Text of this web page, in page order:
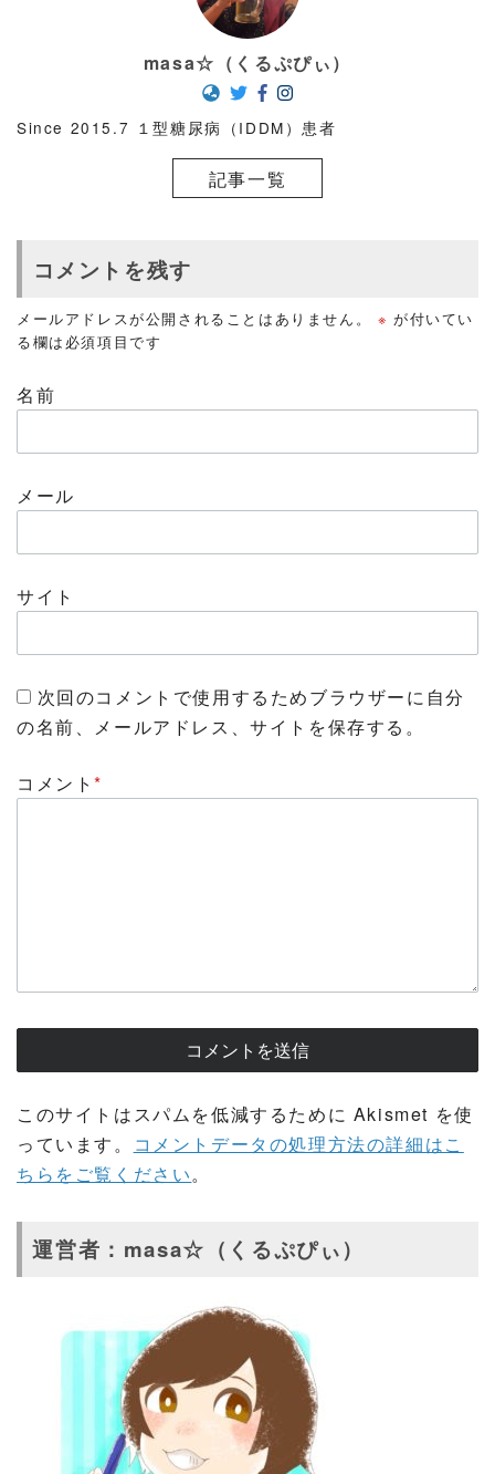
masa☆（くるぷぴぃ）
Since 2015.7 １型糖尿病（IDDM）患者
記事一覧
コメントを残す
メールアドレスが公開されることはありません。 ※ が付いてい
る欄は必須項目です
名前
メール
サイト
次回のコメントで使用するためブラウザーに自分
の名前、メールアドレス、サイトを保存する。
コメント*
このサイトはスパムを低減するために Akismet を使
っています。
コメントデータの処理方法の詳細はこ
ちらをご覧ください。
運営者：masa☆（くるぷぴぃ）